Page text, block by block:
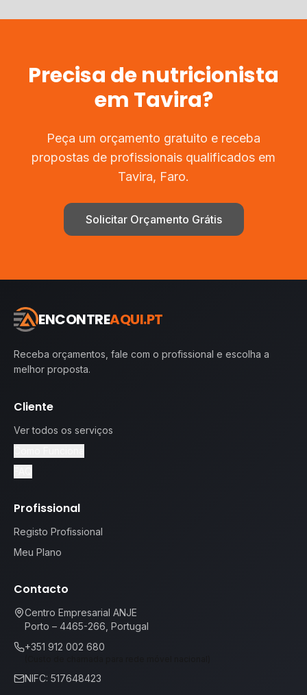
Precisa denutricionista
em Tavira?
Peça um orçamento gratuito e receba
propostas de profissionais qualificados em
Tavira, Faro.
Solicitar Orçamento Grátis
ENCONTREAQUI.PT
Receba orçamentos, fale com o profissional e escolha a
melhor proposta.
Cliente
Ver todos os serviços
Profissional
Registo Profissional
Meu Plano
Contacto
Centro Empresarial ANJE
Porto – 4465-266, Portugal
+351 912 002 680
NIFC: 517648423